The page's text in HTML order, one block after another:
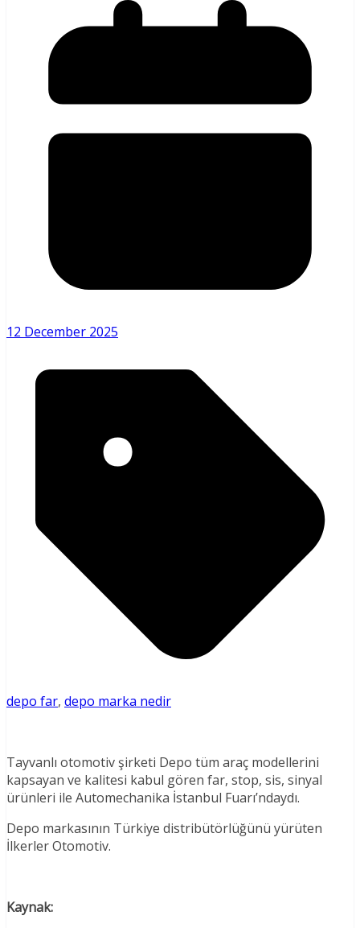
12 December 2025
depo far, depo marka nedir
Tayvanlı otomotiv şirketi Depo tüm araç modellerini
kapsayan ve kalitesi kabul gören far, stop, sis, sinyal
ürünleri ile Automechanika İstanbul Fuarı’ndaydı.
Depo markasının Türkiye distribütörlüğünü yürüten
İlkerler Otomotiv.
Kaynak: